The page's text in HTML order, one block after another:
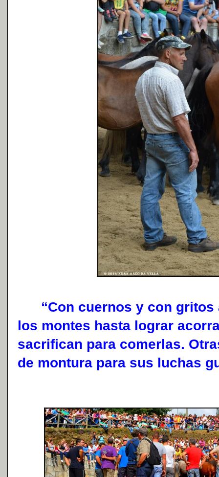
“Con cuernos y con gritos
los montes hasta lograr
sacrifican para comerlas.
de montura para sus luchas